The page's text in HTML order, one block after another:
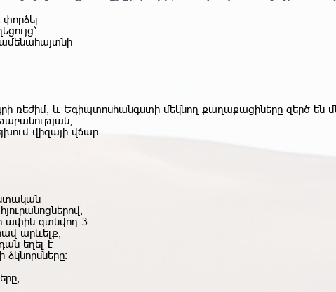
ռեժիմ, և Եգիպտոսհանգստի մեկնող քաղաքացիները զերծ
վիզայի վճար
ափին գտնվող 3-
արևելք,
եղել է